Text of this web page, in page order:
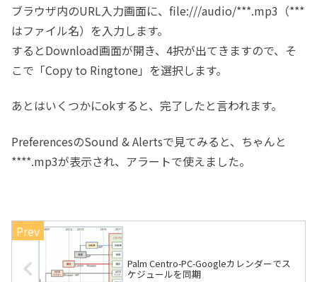
ブラウザ内のURL入力画面に、file:///audio/***.mp3（***
はファイル名）を入力します。
するとDownload画面が開き、4択が出てきますので、そ
こで「Copy to Ringtone」を選択します。
あとはいくつかにokすると、完了したと言われます。
PreferencesのSound & Alertsで見てみると、ちゃんと
****.mp3が表示され、アラートで使えました。
Palm Centro-PC-Googleカレンダーでス
ケジュールを同期